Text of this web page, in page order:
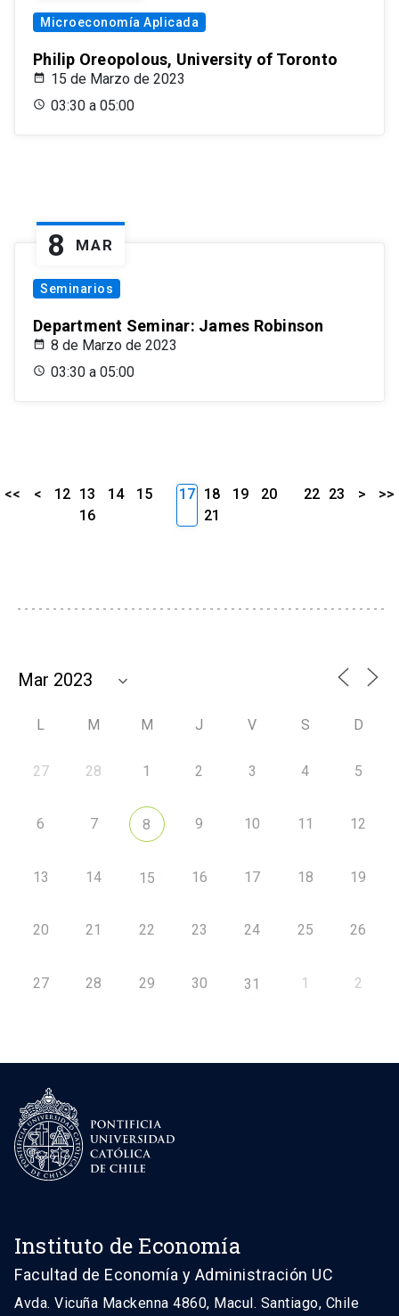
Microeconomía Aplicada
Philip Oreopolous, University of Toronto
15 de Marzo de 2023
03:30 a 05:00
8 MAR
Seminarios
Department Seminar: James Robinson
8 de Marzo de 2023
03:30 a 05:00
<< < 12 13 14
15
16
17 18 19
20
21
22 23 > >>
L M M J V S D
27 28 1 2 3 4 5
6 7 8 9 10 11 12
13 14 15 16 17 18 19
20 21 22 23 24 25 26
27 28 29 30 31 1 2
Instituto de Economía
Facultad de Economía y Administración UC
Avda. Vicuña Mackenna 4860, Macul. Santiago, Chile